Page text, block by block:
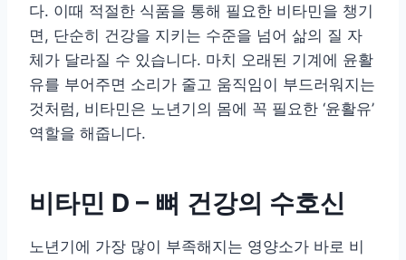
다. 이때 적절한 식품을 통해 필요한 비타민을 챙기
면, 단순히 건강을 지키는 수준을 넘어 삶의 질 자
체가 달라질 수 있습니다. 마치 오래된 기계에 윤활
유를 부어주면 소리가 줄고 움직임이 부드러워지는
것처럼, 비타민은 노년기의 몸에 꼭 필요한 ‘윤활유’
역할을 해줍니다.
비타민 D – 뼈 건강의 수호신
노년기에 가장 많이 부족해지는 영양소가 바로 비